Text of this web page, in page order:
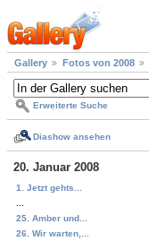
Gallery Fotos von 2008
Erweiterte Suche
Diashow ansehen
20. Januar 2008
1. Jetzt gehts...
25. Amber und...
26. Wir warten,...